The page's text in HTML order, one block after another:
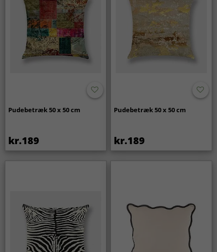
Pudebetræk 50 x 50 cm
kr.189
Pudebetræk 50 x 50 cm
kr.189